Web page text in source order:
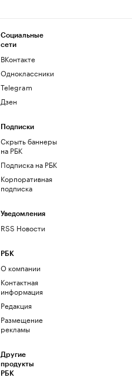
Социальные
сети
ВКонтакте
Одноклассники
Telegram
Дзен
Подписки
Скрыть баннеры
на РБК
Подписка на РБК
Корпоративная
подписка
Уведомления
RSS Новости
РБК
О компании
Контактная
информация
Редакция
Размещение
рекламы
Другие
продукты
РБК